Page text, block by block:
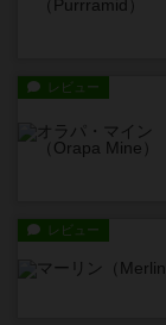
レビュー
レビュー